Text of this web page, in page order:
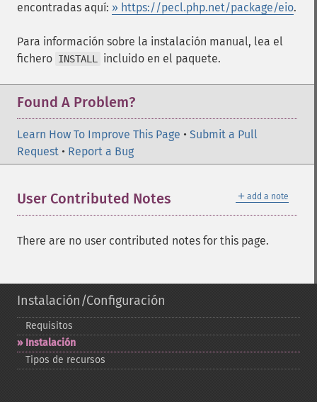
encontradas aquí: » https://pecl.php.net/package/eio.
Para información sobre la instalación manual, lea el
fichero INSTALL incluido en el paquete.
Found A Problem?
Learn How To Improve This Page • Submit a Pull
Request • Report a Bug
＋ add a note
User Contributed Notes
There are no user contributed notes for this page.
Instalación/Configuración
Requisitos
Instalación
Tipos de recursos